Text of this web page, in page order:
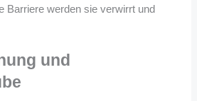
Barriere werden sie verwirrt und
und